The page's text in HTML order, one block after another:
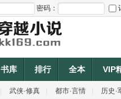
密码：
书库 排行 全本 VIP
武侠·修真 都市·言情 历史·